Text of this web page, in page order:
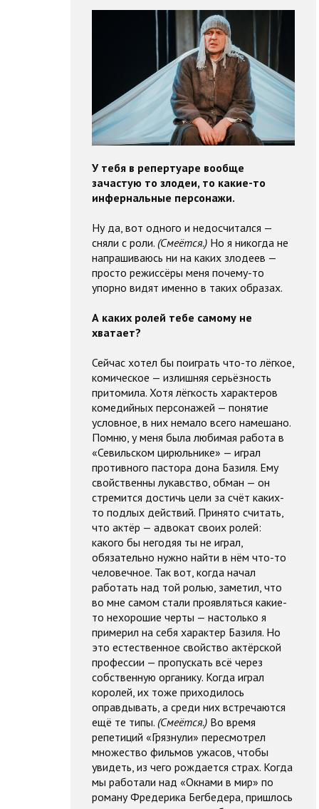
У тебя в репертуаре вообще
зачастую то злодеи, то какие-то
инфернальные персонажи.
Ну да, вот одного и недосчитался —
сняли с роли. (Смеётся.)Но я никогда не
напрашиваюсь ни на каких злодеев —
просто режиссёры меня почему-то
упорно видят именно в таких образах.
А каких ролей тебе самому не
хватает?
Сейчас хотел бы поиграть что-то лёгкое,
комическое — излишняя серьёзность
притомила. Хотя лёгкость характеров
комедийных персонажей — понятие
условное, в них немало всего намешано.
Помню, у меня была любимая работа в
«Севильском цирюльнике» — играл
противного пастора дона Базиля. Ему
свойственны лукавство, обман — он
стремится достичь цели за счёт каких-
то подлых действий. Принято считать,
что актёр — адвокат своих ролей:
какого бы негодяя ты не играл,
обязательно нужно найти в нём что-то
человечное. Так вот, когда начал
работать над той ролью, заметил, что
во мне самом стали проявляться какие-
то нехорошие черты — настолько я
примерил на себя характер Базиля. Но
это естественное свойство актёрской
профессии — пропускать всё через
собственную органику. Когда играл
королей, их тоже приходилось
оправдывать, а среди них встречаются
ещё те типы. (Смеётся.)Во время
репетиций «Грязнули» пересмотрел
множество фильмов ужасов, чтобы
увидеть, из чего рождается страх. Когда
мы работали над «Окнами в мир» по
роману Фредерика Бегбедера, пришлось